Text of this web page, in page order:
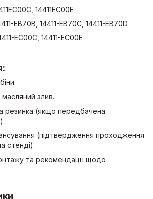
14411EC00E
EB70B, 14411-EB70C, 14411-EB70D
EC00C, 14411-EC00E
злив.
резинка (якщо передбачена
(підтвердження проходження
стенді).
та рекомендації щодо